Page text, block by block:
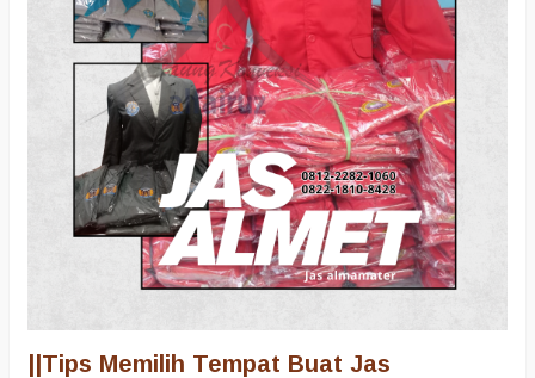
||Tips Memilih Tempat Buat Jas